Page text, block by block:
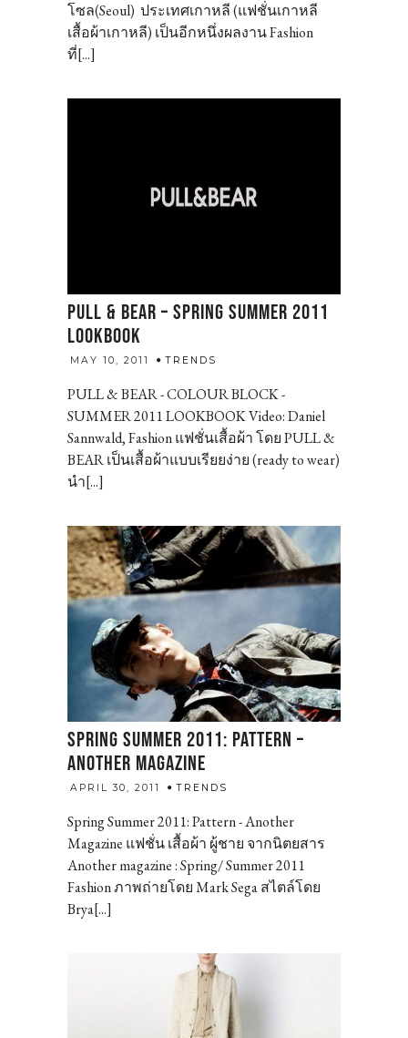
โซล(Seoul) ประเทศเกาหลี (แฟชั่นเกาหลี
เสื้อผ้าเกาหลี) เป็นอีกหนึ่งผลงาน Fashion
ที่[...]
PULL & BEAR – SPRING SUMMER 2011
LOOKBOOK
MAY 10, 2011 TRENDS
PULL & BEAR - COLOUR BLOCK -
SUMMER 2011 LOOKBOOK Video: Daniel
Sannwald, Fashion แฟชั่นเสื้อผ้า โดย PULL &
BEAR เป็นเสื้อผ้าแบบเรียยง่าย (ready to wear)
นำ[...]
SPRING SUMMER 2011: PATTERN –
ANOTHER MAGAZINE
APRIL 30, 2011 TRENDS
Spring Summer 2011: Pattern - Another
Magazine แฟชั่น เสื้อผ้า ผู้ชาย จากนิตยสาร
Another magazine : Spring/ Summer 2011
Fashion ภาพถ่ายโดย Mark Sega สไตล์โดย
Brya[...]